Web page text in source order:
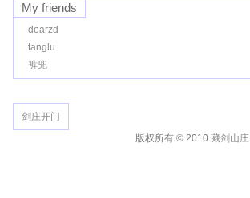
My friends
dearzd
tanglu
裤兜
剑庄开门
版权所有 © 2010 藏剑山庄